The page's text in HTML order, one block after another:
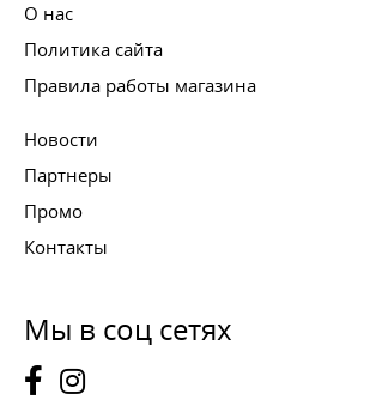
О нас
Политика сайта
Правила работы магазина
Новости
Партнеры
Промо
Контакты
Мы в соц сетях